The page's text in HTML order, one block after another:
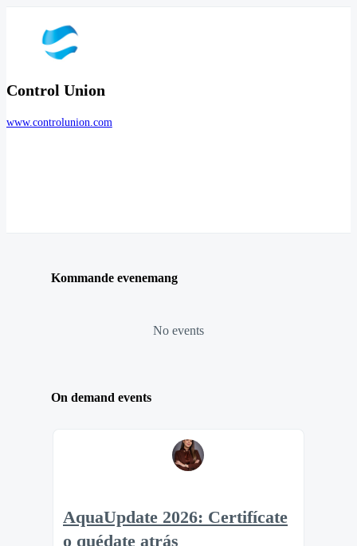
Control Union
www.controlunion.com
Kommande evenemang
No events
On demand events
AquaUpdate 2026: Certifícate
o quédate atrás